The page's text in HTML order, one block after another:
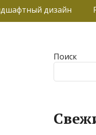
дизайн
Поиск